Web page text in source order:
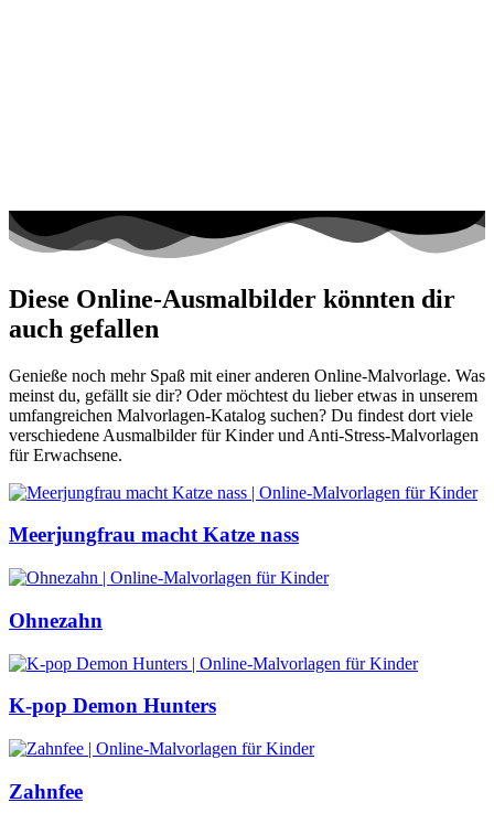
Diese Online-Ausmalbilder könnten dir
auch gefallen
Genieße noch mehr Spaß mit einer anderen Online-Malvorlage. Was
meinst du, gefällt sie dir? Oder möchtest du lieber etwas in unserem
umfangreichen Malvorlagen-Katalog suchen? Du findest dort viele
verschiedene Ausmalbilder für Kinder und Anti-Stress-Malvorlagen
für Erwachsene.
Meerjungfrau macht Katze nass
Ohnezahn
K-pop Demon Hunters
Zahnfee